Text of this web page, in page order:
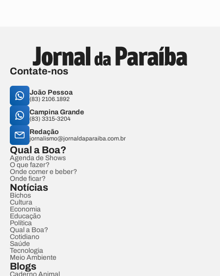
Contate-nos
João Pessoa
(83) 2106.1892
Campina Grande
(83) 3315-3204
Redação
jornalismo@jornaldaparaiba.com.br
Qual a Boa?
Agenda de Shows
O que fazer?
Onde comer e beber?
Onde ficar?
Notícias
Bichos
Cultura
Economia
Educação
Política
Qual a Boa?
Cotidiano
Saúde
Tecnologia
Meio Ambiente
Blogs
Caderno Animal